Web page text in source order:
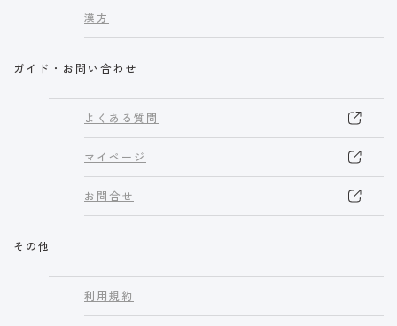
漢方
ガイド・お問い合わせ
よくある質問
マイページ
お問合せ
その他
利用規約